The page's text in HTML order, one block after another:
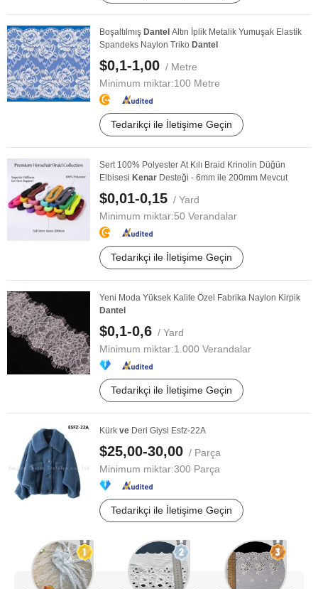
Boşaltılmış Dantel Altın İplik Metalik Yumuşak Elastik
Spandeks Naylon Triko Dantel
$0,1-1,00 / Metre
Minimum miktar:100 Metre
Tedarikçi ile İletişime Geçin
Sert 100% Polyester At Kılı Braid Krinolin Düğün
Elbisesi Kenar Desteği - 6mm ile 200mm Mevcut
$0,01-0,15 / Yard
Minimum miktar:50 Verandalar
Tedarikçi ile İletişime Geçin
Yeni Moda Yüksek Kalite Özel Fabrika Naylon Kirpik
Dantel
$0,1-0,6 / Yard
Minimum miktar:1.000 Verandalar
Tedarikçi ile İletişime Geçin
Kürk ve Deri Giysi Esfz-22A
$25,00-30,00 / Parça
Minimum miktar:300 Parça
Tedarikçi ile İletişime Geçin